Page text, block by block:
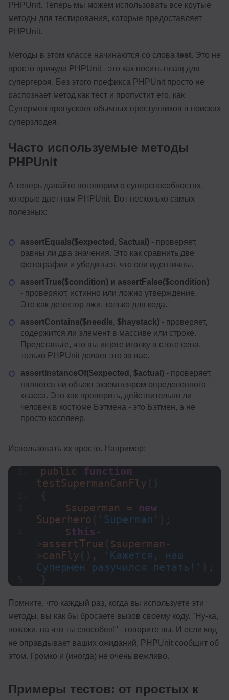
PHPUnit. Теперь мы можем использовать все крутые
методы для тестирования, которые предоставляет
PHPUnit.
Методы в этом классе начинаются со слова test. Это не
просто причуда PHPUnit - это как носить плащ для
супергероя. Без этого префикса PHPUnit просто не
распознает метод как тест и пропустит его, как
Супермен пропускает обычных преступников в поисках
суперзлодея.
Часто используемые методы
PHPUnit
А теперь давайте поговорим о суперспособностях,
которые дает нам PHPUnit. Вот несколько самых
полезных:
assertEquals($expected, $actual) - проверяет,
равны ли два значения. Это как сравнить две
фотографии и убедиться, что они идентичны.
assertTrue($condition) и assertFalse($condition)
- проверяют, истинно или ложно утверждение.
Это как детектор лжи, только для кода.
assertContains($needle, $haystack) - проверяет,
содержится ли элемент в массиве или строке.
Представьте, что вы ищете иголку в стоге сена,
только PHPUnit делает это за вас.
assertInstanceOf($expected, $actual) - проверяет,
является ли объект экземпляром определенного
класса. Это как проверить, действительно ли
человек в костюме Бэтмена - это Бэтмен, а не
просто косплеер.
Использовать их просто. Например:
public function
testSupermanCanFly
    $superman =
new
Superhero
'Superman'
;
    $
this -
assertTrue
$superman-
canFly ,
'Кажется, наш
Супермен разучился летать!'
;
Помните, что каждый раз, когда вы используете эти
методы, вы как бы бросаете вызов своему коду. "Ну-ка,
покажи, на что ты способен!" - говорите вы. И если код
не оправдывает ваших ожиданий, PHPUnit сообщит об
этом. Громко и (иногда) не очень вежливо.
Примеры тестов: от простых к